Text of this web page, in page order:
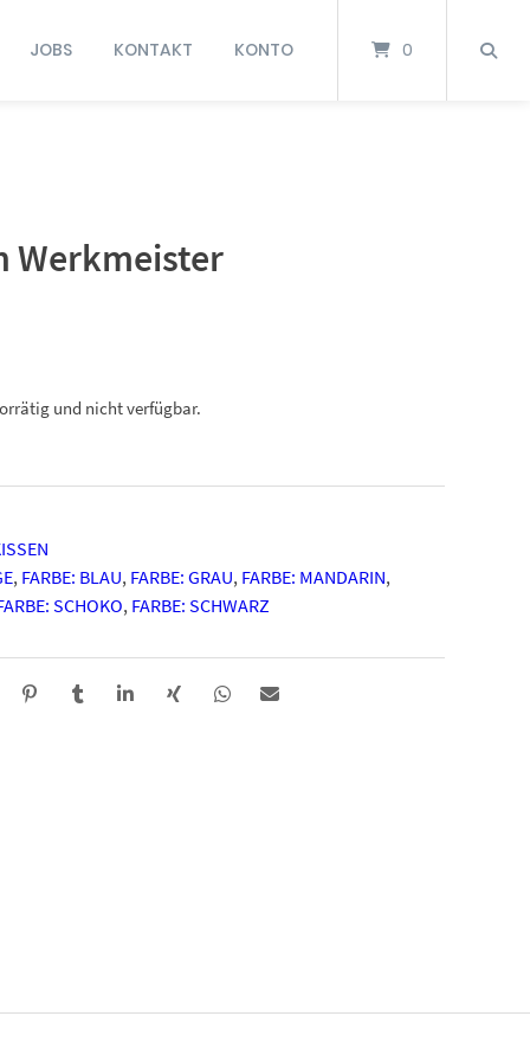
JOBS KONTAKT KONTO 0
Werkmeister
und nicht verfügbar.
, FARBE: BLAU, FARBE: GRAU, FARBE: MANDARIN,
SCHOKO, FARBE: SCHWARZ